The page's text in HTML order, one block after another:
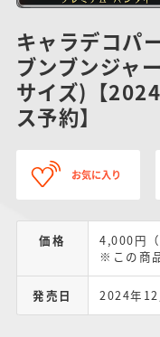
キャラデコパ
ブンブンジャ
サイズ)【
ス予約】
お気に入り
価格
4,000円
※この商
発売日 2024年